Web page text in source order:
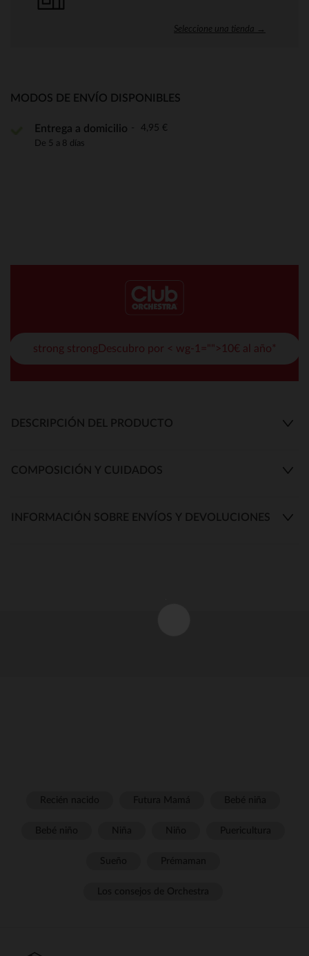
Seleccione una tienda →
MODOS DE ENVÍO DISPONIBLES
Entrega a domicilio 4,95 €
De 5 a 8 días
strong strongDescubro por < wg-1="">10€ al año*
DESCRIPCIÓN DEL PRODUCTO
COMPOSICIÓN Y CUIDADOS
INFORMACIÓN SOBRE ENVÍOS Y DEVOLUCIONES